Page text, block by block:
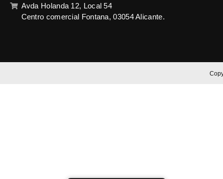
Avda Holanda 12, Local 54
Centro comercial Fontana, 03054 Alicante.